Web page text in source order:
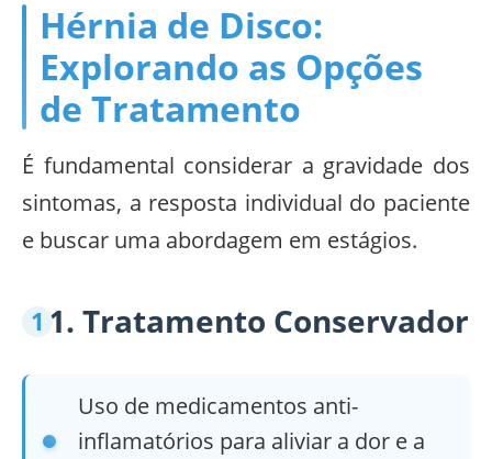
Hérnia de Disco:
Explorando as Opções
de Tratamento
É fundamental considerar a gravidade dos
sintomas, a resposta individual do paciente
e buscar uma abordagem em estágios.
1. Tratamento Conservador
Uso de medicamentos anti-
inflamatórios para aliviar a dor e a